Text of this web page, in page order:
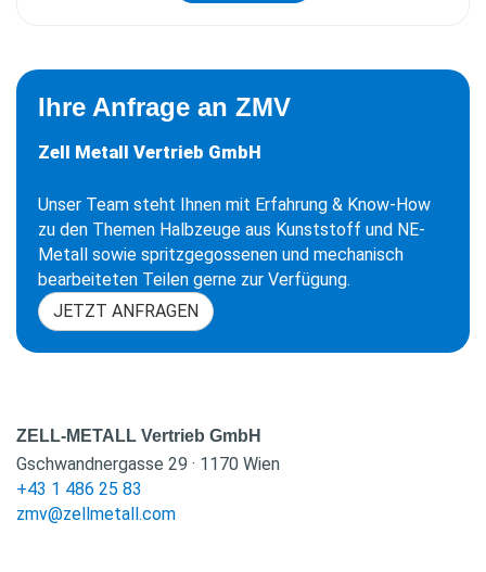
Ihre Anfrage an ZMV
Zell Metall Vertrieb GmbH
Unser Team steht Ihnen mit Erfahrung & Know-How
zu den Themen Halbzeuge aus Kunststoff und NE-
Metall sowie spritzgegossenen und mechanisch
bearbeiteten Teilen gerne zur Verfügung.
JETZT ANFRAGEN
ZELL-METALL Vertrieb GmbH
Gschwandnergasse 29 · 1170 Wien
+43 1 486 25 83
zmv@zellmetall.com